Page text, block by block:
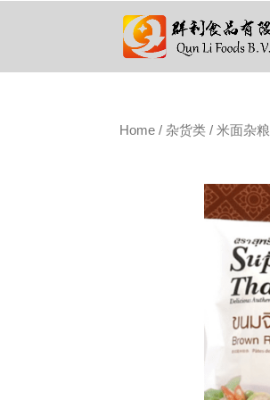
Home / 杂货类 /米面杂粮